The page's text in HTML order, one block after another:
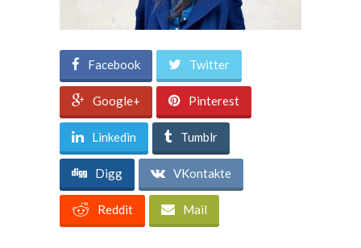
Facebook Twitter
Google+ Pinterest
Linkedin Tumblr
Digg VKontakte
Reddit Mail